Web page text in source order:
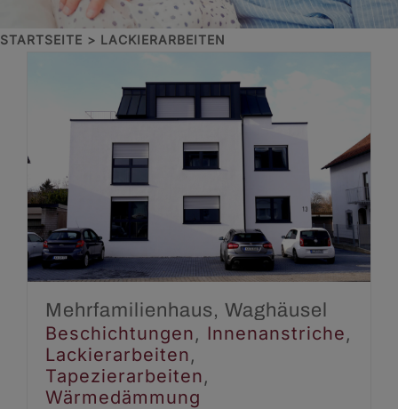
STARTSEITE LACKIERARBEITEN
Mehrfamilienhaus,
Waghäusel
Beschichtungen Innenanstriche
Lackierarbeiten
Tapezierarbeiten
Wärmedämmung
Mehrfamilienhaus, Waghäusel
Beschichtungen, Innenanstriche,
Lackierarbeiten,
Tapezierarbeiten,
Wärmedämmung